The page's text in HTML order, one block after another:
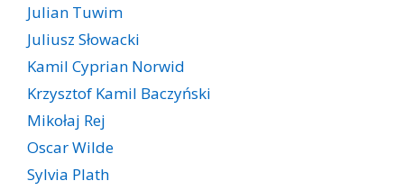
Julian Tuwim
Juliusz Słowacki
Kamil Cyprian Norwid
Krzysztof Kamil Baczyński
Mikołaj Rej
Oscar Wilde
Sylvia Plath